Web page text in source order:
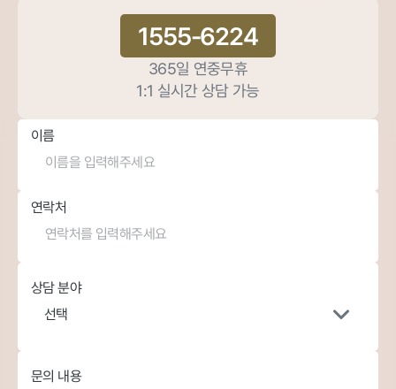
1555-6224
365일 연중무휴
1:1 실시간 상담 가능
이름
연락처
상담 분야
선택
문의 내용